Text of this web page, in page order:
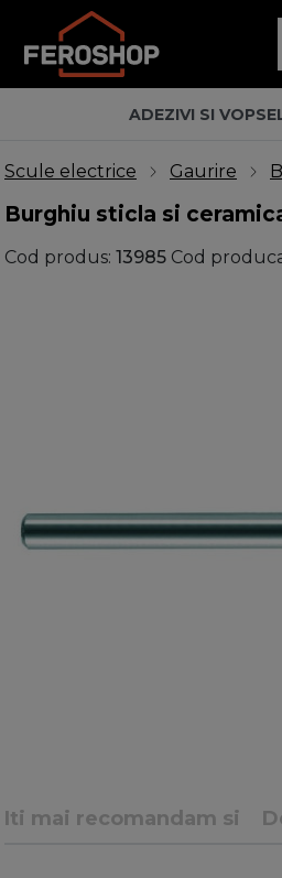
ADEZIVI SI
Scule electrice Gaurire
Burghiu sticla si
Cod produs: 13985 Cod
Iti mai recomandam si